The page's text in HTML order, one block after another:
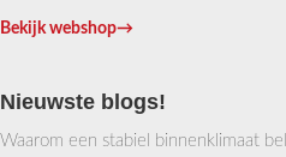
Bekijk webshop→
Nieuwste blogs!
Waarom een stabiel binnenklimaat